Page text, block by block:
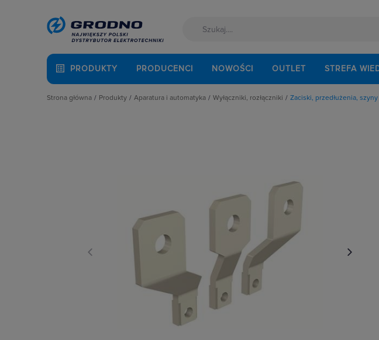
PRODUKTY PRODUCENCI NOWOŚCI OUTLET STREFA
Strona główna
Produkty
Pompy ciepła
Prowadzenie kabli
Rozdzielnice i obudowy
Stacje ładowania
Technika grzewcza
Technika instalacyjna
Aparatura i automatyka
Elementy sterowania i sygnalizacji
Optoelektronika
Przekaźniki
Rozłączniki i podstawy bezpiecznikowe
Sterownie i zabezpieczenie silników elektrycznych
Wyłączniki, rozłączniki
Osłony zacisków i przegrody
Pozostałe akcesoria
Przełączniki i łączniki krzywkowe
Przełączniki zasilania
Rozłączniki izolacyjne
Rozłączniki mocy
Styki pomocnicze
Wałki do przedłużenia napędu drzwiowego
Wyłączniki mocy
Wyzwalacze podnapięciowe
Wyzwalacze wzrostowe
Zaciski, przedłużenia, szyny i okablowanie
Zaciski, przedłużenia,